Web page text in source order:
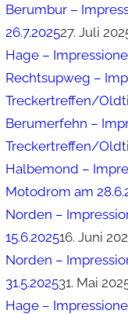
Berumbur –
26.7.202527. Juli
Hage –
Rechtsupweg –
Treckertreffen/
Berumerfehn –
Treckertreffen/
Halbemond –
Motodrom am
Norden –
15.6.202516. Juni
Norden –
31.5.202531. Mai
Hage –